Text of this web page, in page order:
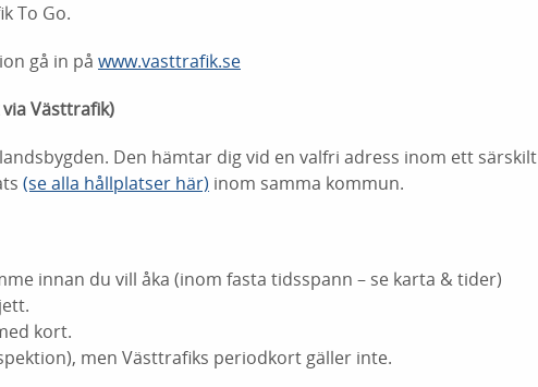
To Go.
gå in på www.vasttrafik.se
Västtrafik)
Den hämtar dig vid en valfri adress inom ett särskilt
(se alla hållplatser här) inom samma kommun.
innan du vill åka (inom fasta tidsspann – se karta & tider)
kort.
men Västtrafiks periodkort gäller inte.